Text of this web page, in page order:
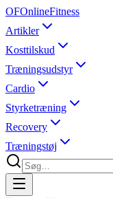
OFOnlineFitness
Artikler
Kosttilskud
Træningsudstyr
Cardio
Styrketræning
Recovery
Træningstøj